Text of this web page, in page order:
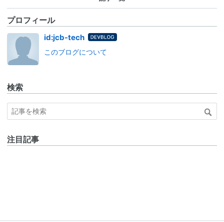
プロフィール
id:jcb-tech はてな
for
このブログについて
検索
注目記事